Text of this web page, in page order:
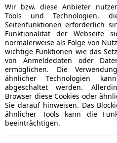
Wir bzw. diese Anbieter
Tools und Technologien,
Seitenfunktionen erforderlich
Funktionalität der Webseite
normalerweise als Folge von
wichtige Funktionen wie das
von Anmeldedaten oder
ermöglichen. Die
ähnlicher Technologien
abgeschaltet werden.
Browser diese Cookies oder
Sie darauf hinweisen. Das
ähnlicher Tools kann die
beeinträchtigen.
ausschließlich